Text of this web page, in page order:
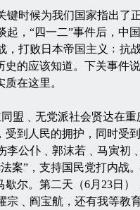
候为我们国家指出了
，“四一二”事件后，中
打败日本帝国主义﹔抗
的应该知道。下关事件
在这里。
﹑无党派社会贤达在重
到人民的拥护，同时受
公仆﹑郭沫若﹑马寅初
案”，支持国民党打内战
尔。第二天（6月23日
﹑阎宝航，还有我等教